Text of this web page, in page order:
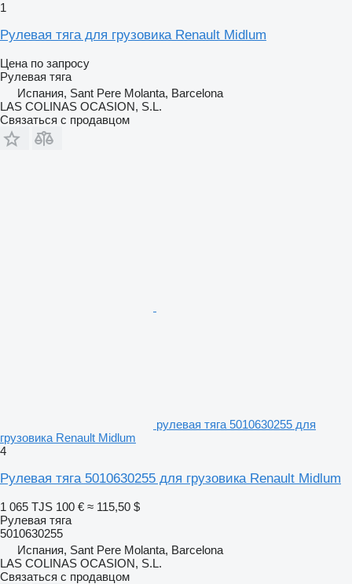
1
Рулевая тяга для грузовика Renault Midlum
Цена по запросу
Рулевая тяга
Испания, Sant Pere Molanta, Barcelona
LAS COLINAS OCASION, S.L.
Связаться с продавцом
рулевая тяга 5010630255 для
грузовика Renault Midlum
4
Рулевая тяга 5010630255 для грузовика Renault Midlum
1 065 TJS 100 € ≈ 115,50 $
Рулевая тяга
5010630255
Испания, Sant Pere Molanta, Barcelona
LAS COLINAS OCASION, S.L.
Связаться с продавцом